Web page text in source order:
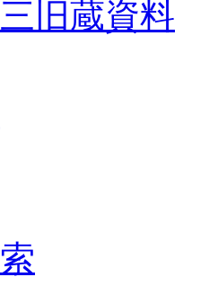
旧蔵資料